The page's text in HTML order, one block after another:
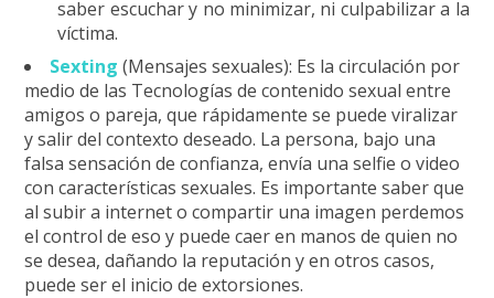
saber escuchar y no minimizar, ni culpabilizar a la
víctima.
Sexting(Mensajes sexuales): Es la circulación por
medio de las Tecnologías de contenido sexual entre
amigos o pareja, que rápidamente se puede viralizar
y salir del contexto deseado. La persona, bajo una
falsa sensación de confianza, envía una selfie o video
con características sexuales. Es importante saber que
al subir a internet o compartir una imagen perdemos
el control de eso y puede caer en manos de quien no
se desea, dañando la reputación y en otros casos,
puede ser el inicio de extorsiones.